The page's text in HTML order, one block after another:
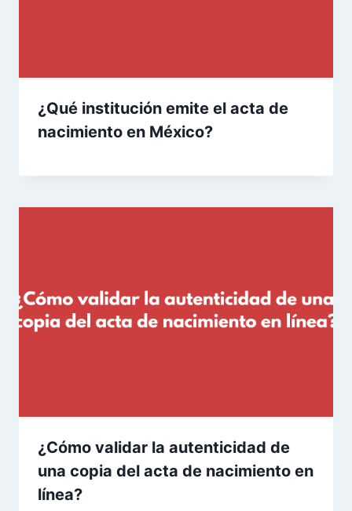
¿Qué institución emite el acta de
nacimiento en México?
¿Cómo validar la autenticidad de
una copia del acta de nacimiento en
línea?